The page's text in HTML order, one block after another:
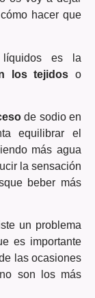
hacer que
líquidos es la
los tejidos o
de sodio en
equilibrar el
más agua
la sensación
beber más
un problema
es importante
las ocasiones
son los más